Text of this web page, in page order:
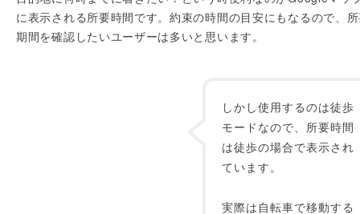
に表示される所要時間です。約束の時間の目安にもなるので、
期間を確認したいユーザーは多いと思います。
しかし使用するのは徒歩
モードなので、所要時間
は徒歩の場合で表示され
ています。
実際は自転車で移動する